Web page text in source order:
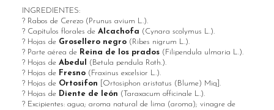
INGREDIENTES:
? Rabos de Cerezo (Prunus avium L.).
? Capítulos florales de Alcachofa (Cynara scolymus L.).
? Hojas de Grosellero negro(Ribes nigrum L.).
? Parte aérea de Reina de los prados(Filipendula ulmaria L.).
? Hojas de Abedul
(Betula pendula Roth.).
? Hojas de Fresno(Fraxinus excelsior L.).
? Hojas de Ortosifon [Ortosiphon aristatus (Blume) Miq].
? Hojas de Diente de león (Taraxacum officinale L.).
? Excipientes: agua; aroma natural de lima (aroma); vinagre de